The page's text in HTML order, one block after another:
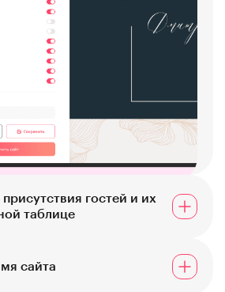
гостей и их
таблице
сайта